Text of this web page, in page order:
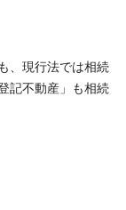
、現行法では相続
記不動産」も相続